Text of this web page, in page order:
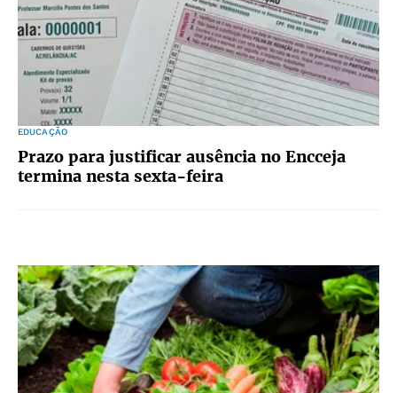
EDUCAÇÃO
Prazo para justificar ausência no Encceja
termina nesta sexta-feira